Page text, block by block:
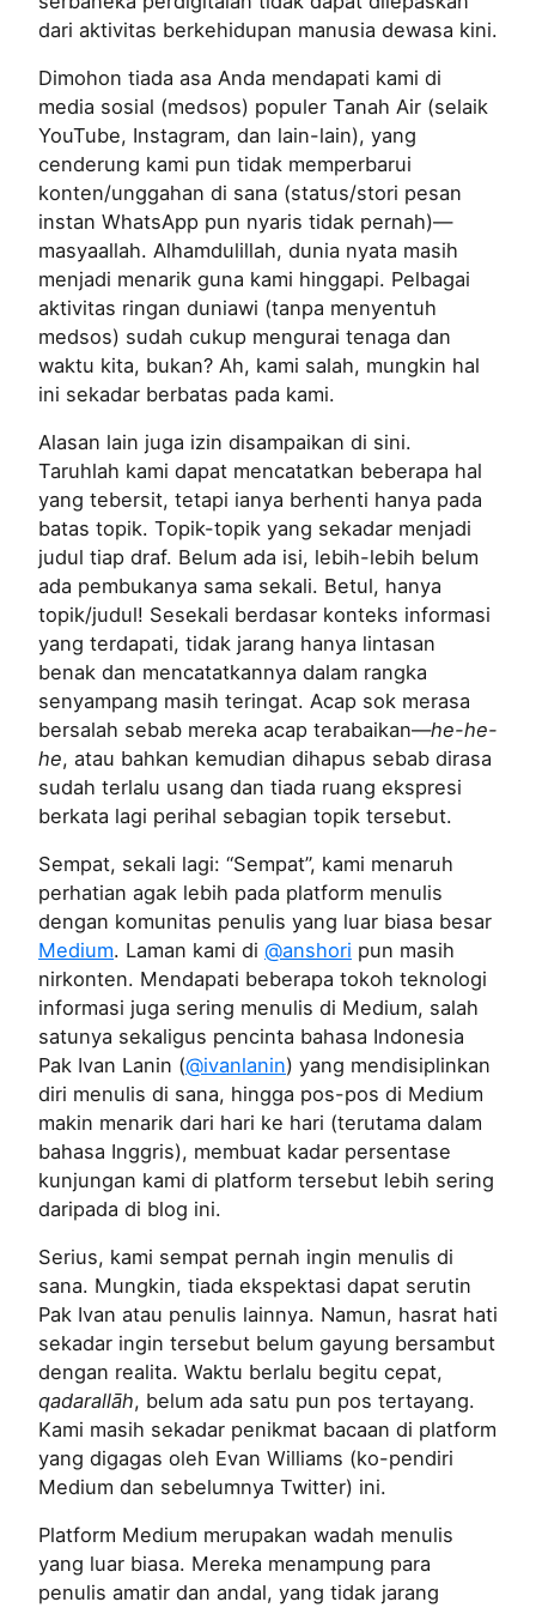
dari aktivitas berkehidupan manusia dewasa kini.
Dimohon tiada asa Anda mendapati kami di
media sosial (medsos) populer Tanah Air (selaik
YouTube, Instagram, dan lain-lain), yang
cenderung kami pun tidak memperbarui
konten/unggahan di sana (status/stori pesan
instan WhatsApp pun nyaris tidak pernah)—
masyaallah. Alhamdulillah, dunia nyata masih
menjadi menarik guna kami hinggapi. Pelbagai
aktivitas ringan duniawi (tanpa menyentuh
medsos) sudah cukup mengurai tenaga dan
waktu kita, bukan? Ah, kami salah, mungkin hal
ini sekadar berbatas pada kami.
Alasan lain juga izin disampaikan di sini.
Taruhlah kami dapat mencatatkan beberapa hal
yang tebersit, tetapi ianya berhenti hanya pada
batas topik. Topik-topik yang sekadar menjadi
judul tiap draf. Belum ada isi, lebih-lebih belum
ada pembukanya sama sekali. Betul, hanya
topik/judul! Sesekali berdasar konteks informasi
yang terdapati, tidak jarang hanya lintasan
benak dan mencatatkannya dalam rangka
senyampang masih teringat. Acap sok merasa
bersalah sebab mereka acap terabaikan—he-he-
he, atau bahkan kemudian dihapus sebab dirasa
sudah terlalu usang dan tiada ruang ekspresi
berkata lagi perihal sebagian topik tersebut.
Sempat, sekali lagi: “Sempat”, kami menaruh
perhatian agak lebih pada platform menulis
dengan komunitas penulis yang luar biasa besar
Medium. Laman kami di @anshori pun masih
nirkonten. Mendapati beberapa tokoh teknologi
informasi juga sering menulis di Medium, salah
satunya sekaligus pencinta bahasa Indonesia
Pak Ivan Lanin (@ivanlanin) yang mendisiplinkan
diri menulis di sana, hingga pos-pos di Medium
makin menarik dari hari ke hari (terutama dalam
bahasa Inggris), membuat kadar persentase
kunjungan kami di platform tersebut lebih sering
daripada di blog ini.
Serius, kami sempat pernah ingin menulis di
sana. Mungkin, tiada ekspektasi dapat serutin
Pak Ivan atau penulis lainnya. Namun, hasrat hati
sekadar ingin tersebut belum gayung bersambut
dengan realita. Waktu berlalu begitu cepat,
qadarallāh, belum ada satu pun pos tertayang.
Kami masih sekadar penikmat bacaan di platform
yang digagas oleh Evan Williams (ko-pendiri
Medium dan sebelumnya Twitter) ini.
Platform Medium merupakan wadah menulis
yang luar biasa. Mereka menampung para
penulis amatir dan andal, yang tidak jarang